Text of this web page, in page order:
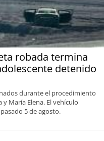
robada termina
detenido
durante el procedimiento
María Elena. El vehículo
5 de agosto.